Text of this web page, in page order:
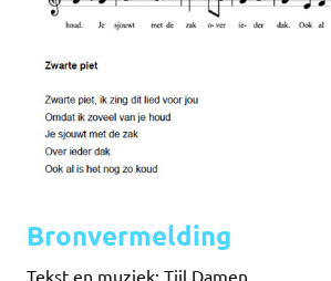
Bronvermelding
Tekst en muziek: Tijl Damen